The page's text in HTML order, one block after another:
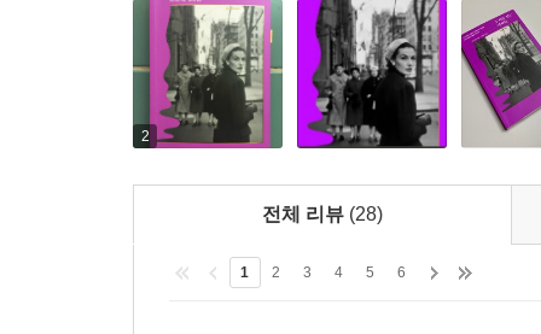
아무 반응을 불러일으키지 않고 걷는 그 한복판
그냥 문밖으로 나오기만 하면 된다.(41)
도시에는 항상 여자들이 있었다. 도시에 대해
방식으로 도시와 어울렸던 여자들이 많았다.
수는 있으나 여성이 존재했다는 사실을 지워서
여성을 남성적 개념에 맞추려 하는 대신 개념을
아까 했던 이야기로 되돌아가 보면, 거리에서 보
2
전체 리뷰 (28)
1 2 3 4 5 6